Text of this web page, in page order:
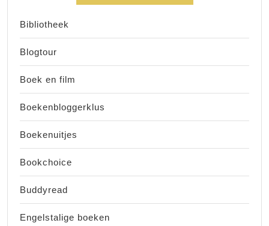
Bibliotheek
Blogtour
Boek en film
Boekenbloggerklus
Boekenuitjes
Bookchoice
Buddyread
Engelstalige boeken